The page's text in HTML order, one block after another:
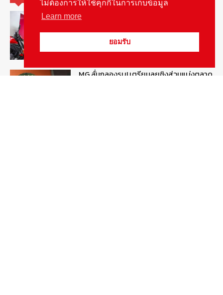
DUCATI ปรับกลยุทธ์การสื่อสาร-สร้าง
MG ลั่นกลองรบ! เตรียมลุยชิงส่วนแบ่งตลาด
ไม่ต้องการให้ใช้คุกกี้ในการเก็บข้อมูล
Learn more
ยอมรับ